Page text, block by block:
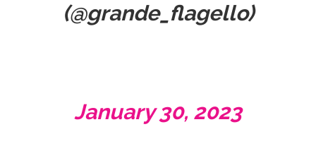
(@grande_flagello)
January 30, 2023